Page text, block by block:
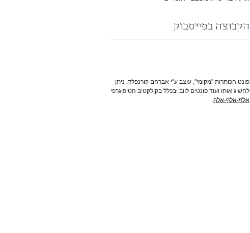
הקבוצה בפייסבוק
פונט הכותרות "מקומי", עוצב ע"י אברהם קורנפלד. ניתן
להשיג אותו ועוד פונטים לווב ובכלל בקולקטיב הטיפוגרפי
אלף-אלף-אלף.